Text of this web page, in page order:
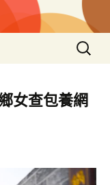
搜
尋
鍵
字:
女查包養網